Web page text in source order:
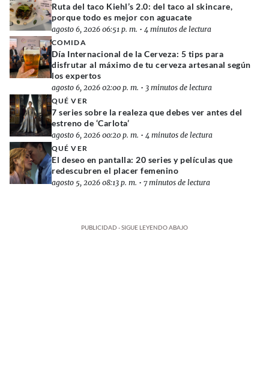
Ruta del taco Kiehl’s 2.0: del taco al skincare,
porque todo es mejor con aguacate
agosto 6, 2026 06:51 p. m. • 4 minutos de lectura
COMIDA
Día Internacional de la Cerveza: 5 tips para
disfrutar al máximo de tu cerveza artesanal según
los expertos
agosto 6, 2026 02:00 p. m. • 3 minutos de lectura
QUÉ VER
7 series sobre la realeza que debes ver antes del
estreno de ‘Carlota’
agosto 6, 2026 00:20 p. m. • 4 minutos de lectura
QUÉ VER
El deseo en pantalla: 20 series y películas que
redescubren el placer femenino
agosto 5, 2026 08:13 p. m. • 7 minutos de lectura
PUBLICIDAD - SIGUE LEYENDO ABAJO